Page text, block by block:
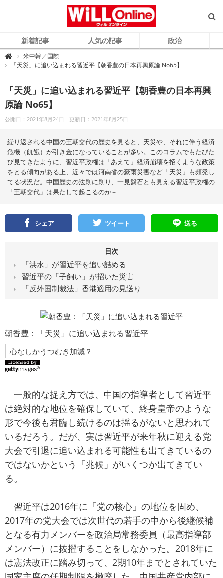
新着記事 人気の記事 政治

L
n
n
e
（
ウ
オ
ン
ラ
イ
ン
）
米中韓／国際
「天災」に追い込まれる習近平【朝香豊の日本再興原論 No65】
「天災」に追い込まれる習近平【朝香豊の日本再興
原論 No65】
公開日：2021年8月24日 更新日：2021年8月25日
繰り返される中国の王朝交代の歴史を見ると、天災や、それに伴う経済
危機（飢餓）が引き金になっていることが多い。このコラムでもたびた
び見てきたように、習近平政権は「あえて」経済崩壊を招くような政策
をとる傾向がある上、近々では河南省の豪雨災害など「天災」も頻発し
てる状況だ。中国歴史の法則に則り、一見盤石とも見える習近平政権の
「王朝交代」は果たして起こるのか－
シェア ツイート 送る
目次
「洪水」が習近平を追い詰める
習近平の「子飼い」が招いた災害
「反外国制裁法」香港適用の見送り
朝香豊：「天災」に追い込まれる習近平
心なしかうつむき加減？
一般的な捉え方では、中国の指導者として習近平
は絶対的な地位を確保していて、終身皇帝のような
形で今後も君臨し続けるのは揺るがないと思われて
いるだろう。だが、実は習近平が来年秋に迎える党
大会で引退に追い込まれる可能性も出てきているの
ではないかという「兆候」がいくつか出てきてい
る。
習近平は2016年に「党の核心」の地位を固め、
2017年の党大会では次世代の若手の中から後継候補
となる有力メンバーを政治局常務委員（最高指導部
メンバー）に抜擢することをしなかった。2018年に
は憲法改正に踏み切って、2期10年までとされていた